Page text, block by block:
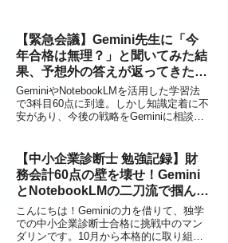
【緊急会議】Gemini先生に「今
年合格は無理？」と聞いてみた結
果、予想外の答えが返ってきた
話。
GeminiやNotebookLMを活用した学習法
で3科目60点に到達。しかし知識定着に不
安があり、今後の戦略をGeminiに相談。
に向けた新たな学習計画を公開します。
【中小企業診断士 勉強記録】財
務会計60点の壁を壊せ！Gemini
とNotebookLMの二刀流で掴んだ
計算問題対策の光
こんにちは！Geminiの力を借りて、独学
での中小企業診断士合格に挑戦中のマン
ダリンです。10月から本格的に取り組ん